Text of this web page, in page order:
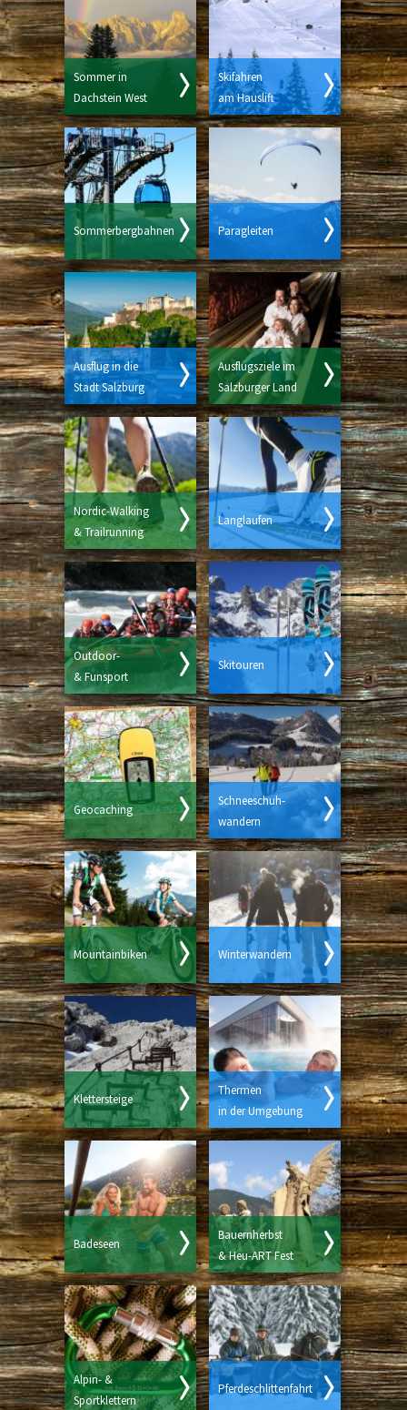
Sommer in
Dachstein West
Skifahren
am Hauslift
Sommerbergbahnen Paragleiten
Ausflug in die
Stadt Salzburg
Ausflugsziele im
Salzburger Land
Nordic-Walking
& Trailrunning
Langlaufen
Outdoor-
& Funsport
Skitouren
Geocaching
Schneeschuh-
wandern
Mountainbiken Winterwandern
Klettersteige
Thermen
in der Umgebung
Badeseen
Bauernherbst
& Heu-ART Fest
Alpin- &
Sportklettern
Pferdeschlittenfahrt